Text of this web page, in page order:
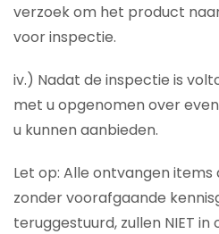
verzoek om het product
voor inspectie.
iv.) Nadat de inspectie is
met u opgenomen over
u kunnen aanbieden.
Let op: Alle ontvangen items
zonder voorafgaande
teruggestuurd, zullen NIET